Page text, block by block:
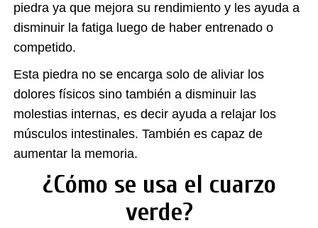
piedra ya que mejora su rendimiento y les ayuda a
disminuir la fatiga luego de haber entrenado o
competido.
Esta piedra no se encarga solo de aliviar los
dolores físicos sino también a disminuir las
molestias internas, es decir ayuda a relajar los
músculos intestinales. También es capaz de
aumentar la memoria.
¿Cómo se usa el cuarzo
verde?